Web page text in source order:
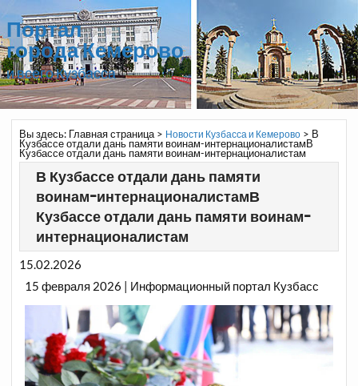
Портал
города Кемерово
и всего Кузбасса
Вы здесь: Главная страница> Новости Кузбасса и Кемерово> В
Кузбассе отдали дань памяти воинам-интернационалистамВ
Кузбассе отдали дань памяти воинам-интернационалистам
В Кузбассе отдали дань памяти
воинам-интернационалистамВ
Кузбассе отдали дань памяти воинам-
интернационалистам
15.02.2026
15 февраля 2026 | Информационный портал Кузбасс